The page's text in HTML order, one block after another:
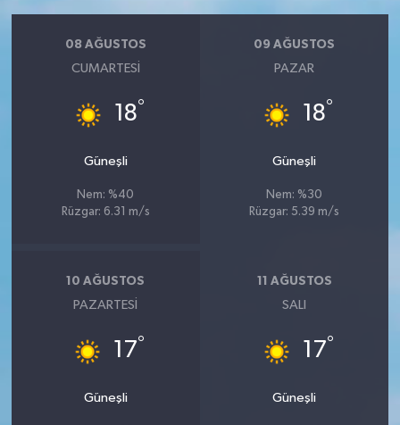
08 AĞUSTOS
CUMARTESI
18°
Güneşli
Nem: %40
Rüzgar: 6.31 m/s
09 AĞUSTOS
PAZAR
18°
Güneşli
Nem: %30
Rüzgar: 5.39 m/s
10 AĞUSTOS
PAZARTESI
17°
Güneşli
11 AĞUSTOS
SALI
17°
Güneşli